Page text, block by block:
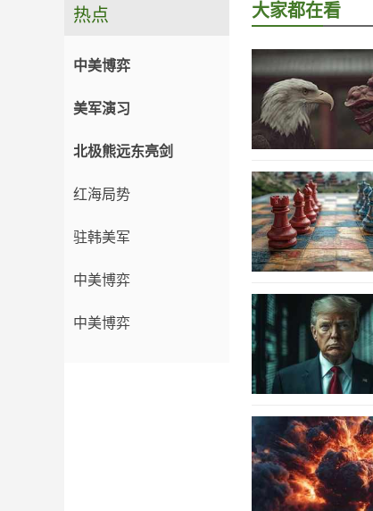
热点
中美博弈
美军演习
北极熊远东亮剑
红海局势
驻韩美军
中美博弈
中美博弈
大家都在看